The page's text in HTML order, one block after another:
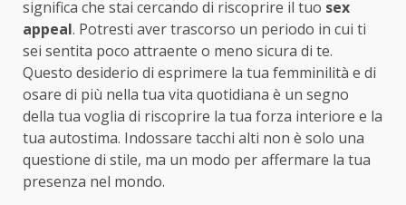
significa che stai cercando di riscoprire il tuo sex
appeal. Potresti aver trascorso un periodo in cui ti
sei sentita poco attraente o meno sicura di te.
Questo desiderio di esprimere la tua femminilità e di
osare di più nella tua vita quotidiana è un segno
della tua voglia di riscoprire la tua forza interiore e la
tua autostima. Indossare tacchi alti non è solo una
questione di stile, ma un modo per affermare la tua
presenza nel mondo.